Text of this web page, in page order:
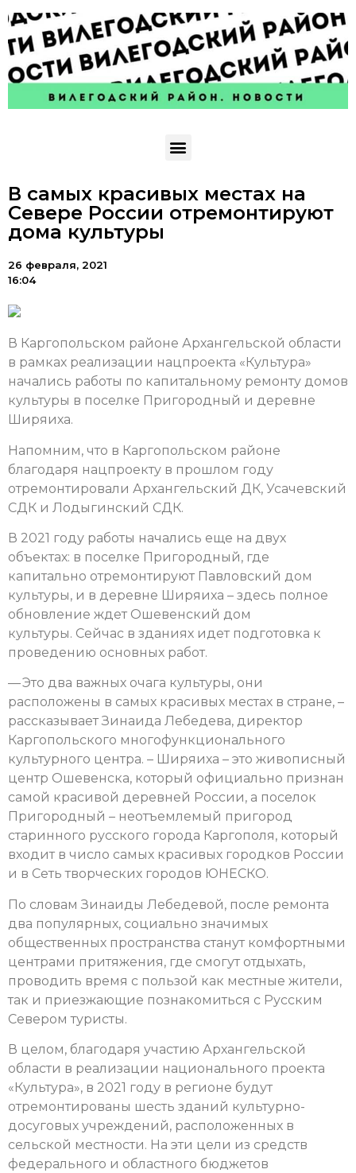
В самых красивых местах на
Севере России отремонтируют
дома культуры
26 февраля, 2021
16:04
В Каргопольском районе Архангельской области
в рамках реализации нацпроекта «Культура»
начались работы по капитальному ремонту домов
культуры в поселке Пригородный и деревне
Ширяиха.
Напомним, что в Каргопольском районе
благодаря нацпроекту в прошлом году
отремонтировали Архангельский ДК, Усачевский
СДК и Лодыгинский СДК.
В 2021 году работы начались еще на двух
объектах: в поселке Пригородный, где
капитально отремонтируют Павловский дом
культуры, и в деревне Ширяиха – здесь полное
обновление ждет Ошевенский дом
культуры. Сейчас в зданиях идет подготовка к
проведению основных работ.
— Это два важных очага культуры, они
расположены в самых красивых местах в стране, –
рассказывает Зинаида Лебедева, директор
Каргопольского многофункционального
культурного центра. – Ширяиха – это живописный
центр Ошевенска, который официально признан
самой красивой деревней России, а поселок
Пригородный – неотъемлемый пригород
старинного русского города Каргополя, который
входит в число самых красивых городков России
и в Сеть творческих городов ЮНЕСКО.
По словам Зинаиды Лебедевой, после ремонта
два популярных, социально значимых
общественных пространства станут комфортными
центрами притяжения, где смогут отдыхать,
проводить время с пользой как местные жители,
так и приезжающие познакомиться с Русским
Севером туристы.
В целом, благодаря участию Архангельской
области в реализации национального проекта
«Культура», в 2021 году в регионе будут
отремонтированы шесть зданий культурно-
досуговых учреждений, расположенных в
сельской местности. На эти цели из средств
федерального и областного бюджетов